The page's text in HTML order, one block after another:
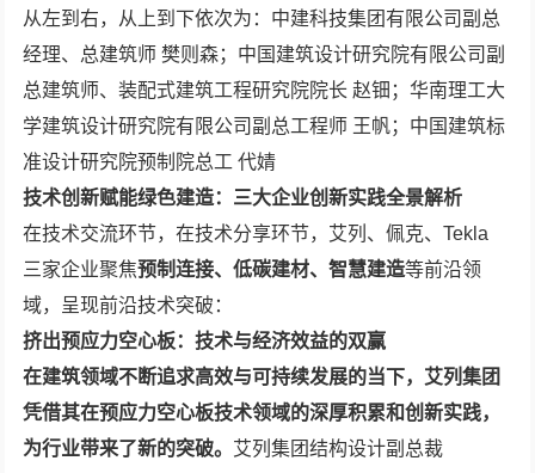
从左到右，从上到下依次为：中建科技集团有限公司副总
经理、总建筑师 樊则森；中国建筑设计研究院有限公司副
总建筑师、装配式建筑工程研究院院长 赵钿；华南理工大
学建筑设计研究院有限公司副总工程师 王帆；中国建筑标
准设计研究院预制院总工 代婧
技术创新赋能绿色建造：三大企业创新实践全景解析
在技术交流环节，在技术分享环节，艾列、佩克、Tekla
三家企业聚焦预制连接、低碳建材、智慧建造等前沿领
域，呈现前沿技术突破：
挤出预应力空心板：技术与经济效益的双赢
在建筑领域不断追求高效与可持续发展的当下，艾列集团
凭借其在预应力空心板技术领域的深厚积累和创新实践，
为行业带来了新的突破。 艾列集团结构设计副总裁